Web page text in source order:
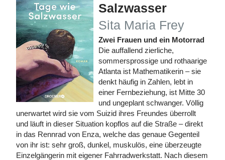
Salzwasser
Sita Maria Frey
Zwei Frauen und ein Motorrad
Die auffallend zierliche,
sommersprossige und rothaarige
Atlanta ist Mathematikerin – sie
denkt häufig in Zahlen, lebt in
einer Fernbeziehung, ist Mitte 30
und ungeplant schwanger. Völlig
unerwartet wird sie vom Suizid ihres Freundes überrollt
und läuft in dieser Situation kopflos auf die Straße – direkt
in das Rennrad von Enza, welche das genaue Gegenteil
von ihr ist: sehr groß, dunkel, muskulös, eine überzeugte
Einzelgängerin mit eigener Fahrradwerkstatt. Nach diesem